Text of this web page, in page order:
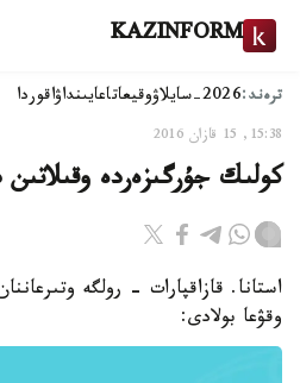
KAZINFORM
ترەند:2026-سايلاۋ وقيعاتاعايىنداۋاقوردا
15:38, 15 قازان 2016
كولىك جۇرگىزەردە وقىلاتىن
استانا. قازاقپارات - رولگە
وقۋعا بولادى: